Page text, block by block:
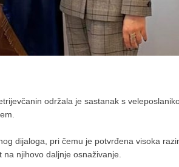
održala je sastanak s
dijaloga, pri čemu je potvrđena visoka
njihovo daljnje osnaživanje.